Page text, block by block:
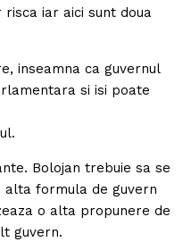
iar aici sunt doua
inseamna ca guvernul
si isi poate
Bolojan trebuie sa se
formula de guvern
o alta propunere de
guvern.